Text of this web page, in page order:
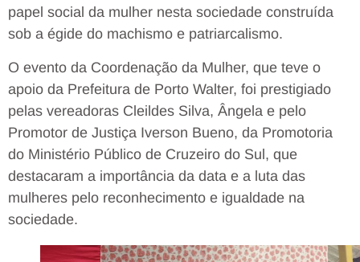
papel social da mulher nesta sociedade construída
sob a égide do machismo e patriarcalismo.
O evento da Coordenação da Mulher, que teve o
apoio da Prefeitura de Porto Walter, foi prestigiado
pelas vereadoras Cleildes Silva, Ângela e pelo
Promotor de Justiça Iverson Bueno, da Promotoria
do Ministério Público de Cruzeiro do Sul, que
destacaram a importância da data e a luta das
mulheres pelo reconhecimento e igualdade na
sociedade.